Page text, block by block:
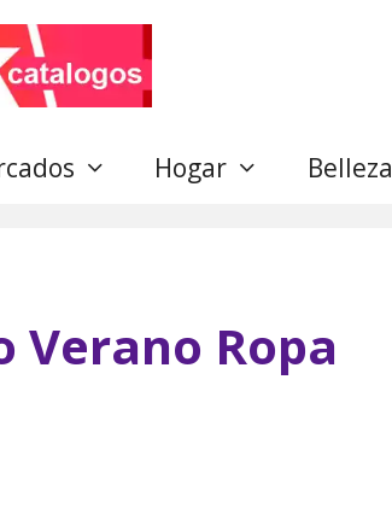
Hogar Belleza
Verano Ropa